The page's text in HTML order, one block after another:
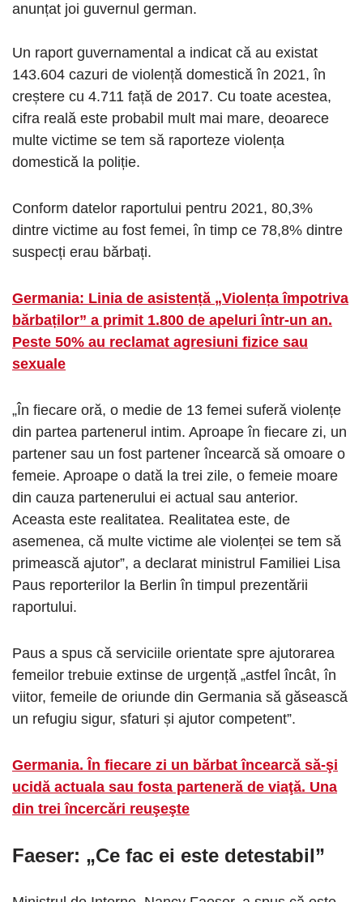
anunțat joi guvernul german.
Un raport guvernamental a indicat că au existat
143.604 cazuri de violență domestică în 2021, în
creștere cu 4.711 față de 2017. Cu toate acestea,
cifra reală este probabil mult mai mare, deoarece
multe victime se tem să raporteze violența
domestică la poliție.
Conform datelor raportului pentru 2021, 80,3%
dintre victime au fost femei, în timp ce 78,8% dintre
suspecți erau bărbați.
Germania: Linia de asistență „Violența împotriva
bărbaților” a primit 1.800 de apeluri într-un an.
Peste 50% au reclamat agresiuni fizice sau
sexuale
„În fiecare oră, o medie de 13 femei suferă violențe
din partea partenerul intim. Aproape în fiecare zi, un
partener sau un fost partener încearcă să omoare o
femeie. Aproape o dată la trei zile, o femeie moare
din cauza partenerului ei actual sau anterior.
Aceasta este realitatea. Realitatea este, de
asemenea, că multe victime ale violenței se tem să
primească ajutor”, a declarat ministrul Familiei Lisa
Paus reporterilor la Berlin în timpul prezentării
raportului.
Paus a spus că serviciile orientate spre ajutorarea
femeilor trebuie extinse de urgență „astfel încât, în
viitor, femeile de oriunde din Germania să găsească
un refugiu sigur, sfaturi și ajutor competent”.
Germania. În fiecare zi un bărbat încearcă să-şi
ucidă actuala sau fosta parteneră de viaţă. Una
din trei încercări reuşeşte
Faeser: „Ce fac ei este detestabil”